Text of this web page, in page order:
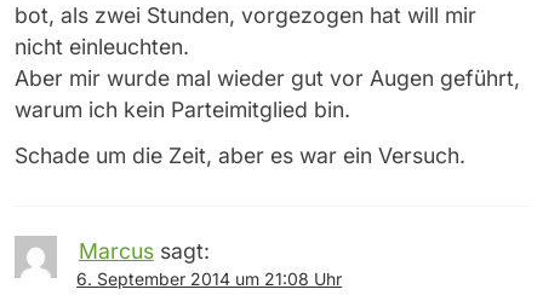
bot, als zwei Stunden, vorgezogen hat will mir
nicht einleuchten.
Aber mir wurde mal wieder gut vor Augen geführt,
warum ich kein Parteimitglied bin.
Schade um die Zeit, aber es war ein Versuch.
Marcus sagt:
6. September 2014 um 21:08 Uhr